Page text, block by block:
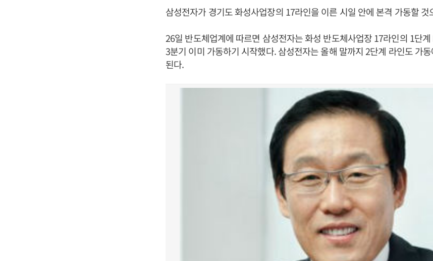
삼성전자가 경기도 화성사업장의 17라인을 이른 시일 안에 본격 가동할 것
26일 반도체업계에 따르면 삼성전자는 화성 반도체사업장 17라인의 1단
3분기 이미 가동하기 시작했다. 삼성전자는 올해 말까지 2단계 라인도 가
된다.